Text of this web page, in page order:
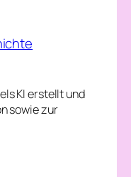
KI erstellt und
sowie zur